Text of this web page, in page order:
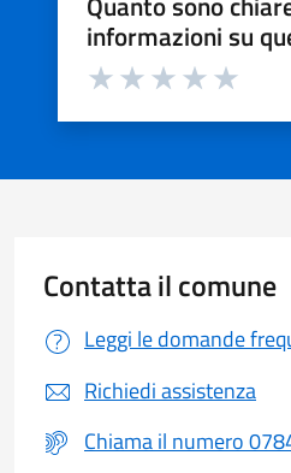
informazioni su
Valuta da 1 a 5 stelle la pagina
Contatta il comune
Leggi le domande
Richiedi assistenza
Chiama il numero